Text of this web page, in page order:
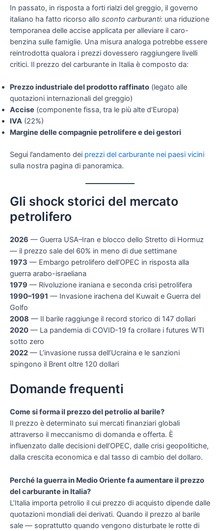
In passato, in risposta a forti rialzi del greggio, il governo
italiano ha fatto ricorso allo sconto carburanti: una riduzione
temporanea delle accise applicata per alleviare il caro-
benzina sulle famiglie. Una misura analoga potrebbe essere
reintrodotta qualora i prezzi dovessero raggiungere livelli
critici. Il prezzo del carburante in Italia è composto da:
Prezzo industriale del prodotto raffinato (legato alle
quotazioni internazionali del greggio)
Accise (componente fissa, tra le più alte d’Europa)
IVA (22%)
Margine delle compagnie petrolifere e dei gestori
Segui l’andamento dei prezzi del carburante nei paesi vicini
sulla nostra pagina di panoramica.
Gli shock storici del mercato
petrolifero
2026 — Guerra USA–Iran e blocco dello Stretto di Hormuz
— il prezzo sale del 60% in meno di due settimane
1973 — Embargo petrolifero dell’OPEC in risposta alla
guerra arabo-israeliana
1979 — Rivoluzione iraniana e seconda crisi petrolifera
1990–1991 — Invasione irachena del Kuwait e Guerra del
Golfo
2008 — Il barile raggiunge il record storico di 147 dollari
2020 — La pandemia di COVID-19 fa crollare i futures WTI
sotto zero
2022 — L’invasione russa dell’Ucraina e le sanzioni
spingono il Brent oltre 120 dollari
Domande frequenti
Come si forma il prezzo del petrolio al barile?
Il prezzo è determinato sui mercati finanziari globali
attraverso il meccanismo di domanda e offerta. È
influenzato dalle decisioni dell’OPEC, dalle crisi geopolitiche,
dalla crescita economica e dal tasso di cambio del dollaro.
Perché la guerra in Medio Oriente fa aumentare il prezzo
del carburante in Italia?
L’Italia importa petrolio il cui prezzo di acquisto dipende dalle
quotazioni mondiali dei derivati. Quando il prezzo al barile
sale — soprattutto quando vengono disturbate le rotte di